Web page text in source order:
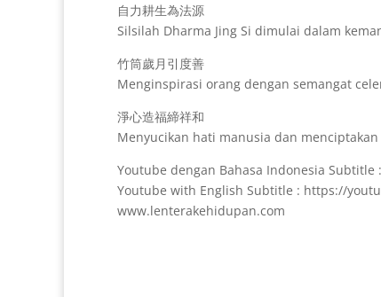
自力耕生為法源
Silsilah Dharma Jing Si dimulai dalam
竹筒歲月引度善
Menginspirasi orang dengan semangat
淨心造福締祥和
Menyucikan hati manusia dan
Youtube dengan Bahasa Indonesia
Youtube with English Subtitle : https://
www.lenterakehidupan.com